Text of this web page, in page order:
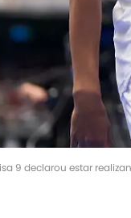
9 declarou estar